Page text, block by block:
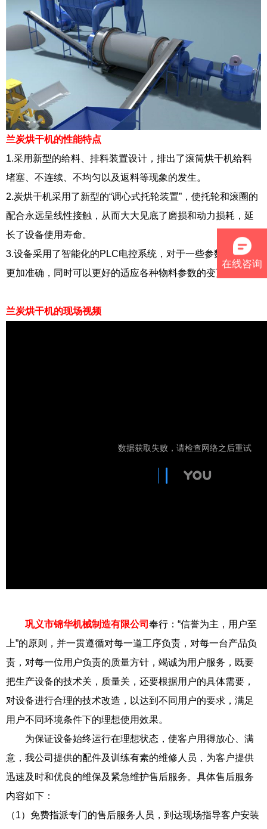
兰炭烘干机的性能特点
1.采用新型的给料、排料装置设计，排出了滚筒烘干机给料
堵塞、不连续、不均匀以及返料等现象的发生。
2.炭烘干机采用了新型的“调心式托轮装置”，使托轮和滚圈的
配合永远呈线性接触，从而大大见底了磨损和动力损耗，延
长了设备使用寿命。
3.设备采用了智能化的PLC电控系统，对于一些参数的控制
更加准确，同时可以更好的适应各种物料参数的变更要求。
兰炭烘干机的现场视频
巩义市锦华机械制造有限公司 奉行：“信誉为主，用户至
上”的原则，并一贯遵循对每一道工序负责，对每一台产品负
责，对每一位用户负责的质量方针，竭诚为用户服务，既要
把生产设备的技术关，质量关，还要根据用户的具体需要，
对设备进行合理的技术改造，以达到不同用户的要求，满足
用户不同环境条件下的理想使用效果。
为保证设备始终运行在理想状态，使客户用得放心、满
意，我公司提供的配件及训练有素的维修人员，为客户提供
迅速及时和优良的维保及紧急维护售后服务。具体售后服务
内容如下：
（1）免费指派专门的售后服务人员，到达现场指导客户安装
在线咨询